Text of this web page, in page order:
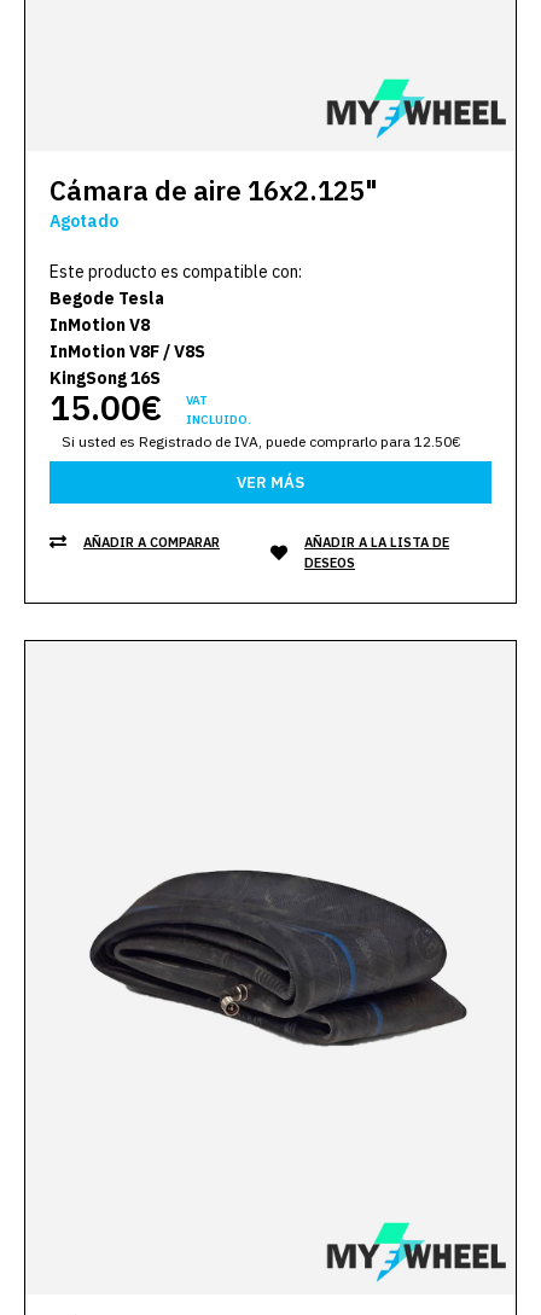
Cámara de aire 16x2.125"
Agotado
Este producto es compatible con:
Begode Tesla
InMotion V8
InMotion V8F / V8S
KingSong 16S
15.00€
VAT
INCLUIDO.
Si usted es Registrado de IVA, puede comprarlo para 12.50€
VER MÁS
AÑADIR A COMPARAR
AÑADIR A LA LISTA DE
DESEOS